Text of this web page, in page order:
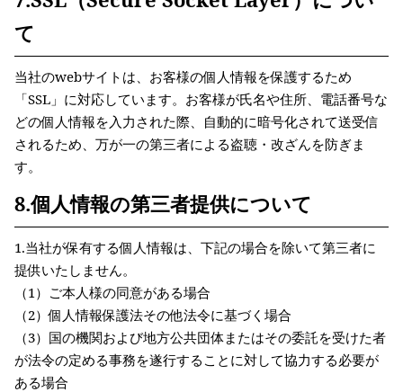
て
当社のwebサイトは、お客様の個人情報を保護するため
「SSL」に対応しています。お客様が氏名や住所、電話番号な
どの個人情報を入力された際、自動的に暗号化されて送受信
されるため、万が一の第三者による盗聴・改ざんを防ぎま
す。
8.個人情報の第三者提供について
1.当社が保有する個人情報は、下記の場合を除いて第三者に
提供いたしません。
（1）ご本人様の同意がある場合
（2）個人情報保護法その他法令に基づく場合
（3）国の機関および地方公共団体またはその委託を受けた者
が法令の定める事務を遂行することに対して協力する必要が
ある場合